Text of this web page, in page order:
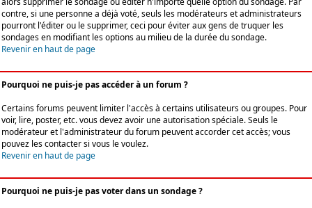
contre, si une personne a déjà voté, seuls les modérateurs et administrateurs
pourront l'éditer ou le supprimer, ceci pour éviter aux gens de truquer les
sondages en modifiant les options au milieu de la durée du sondage.
Revenir en haut de page
Pourquoi ne puis-je pas accéder à un forum ?
Certains forums peuvent limiter l'accès à certains utilisateurs ou groupes. Pour
voir, lire, poster, etc. vous devez avoir une autorisation spéciale. Seuls le
modérateur et l'administrateur du forum peuvent accorder cet accès; vous
pouvez les contacter si vous le voulez.
Revenir en haut de page
Pourquoi ne puis-je pas voter dans un sondage ?